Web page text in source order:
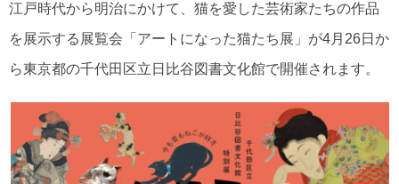
江戸時代から明治にかけて、猫を愛した芸術家たちの作品
を展示する展覧会「アートになった猫たち展」が4月26日か
ら東京都の千代田区立日比谷図書文化館で開催されます。